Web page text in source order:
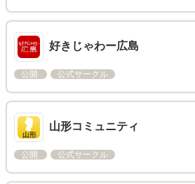
好きじゃわー広島
公開 公式サークル
山形コミュニティ
公開 公式サークル